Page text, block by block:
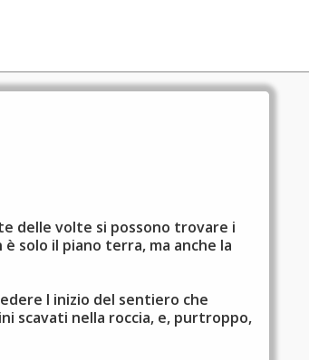
delle volte si possono trovare i
solo il piano terra, ma anche la
l inizio del sentiero che
scavati nella roccia, e, purtroppo,